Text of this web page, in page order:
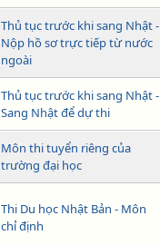
Thủ tục trước khi sang Nhật -
Nộp hồ sơ trực tiếp từ nước
ngoài
Thủ tục trước khi sang Nhật -
Sang Nhật để dự thi
Môn thi tuyển riêng của
trường đại học
Thi Du học Nhật Bản - Môn
chỉ định